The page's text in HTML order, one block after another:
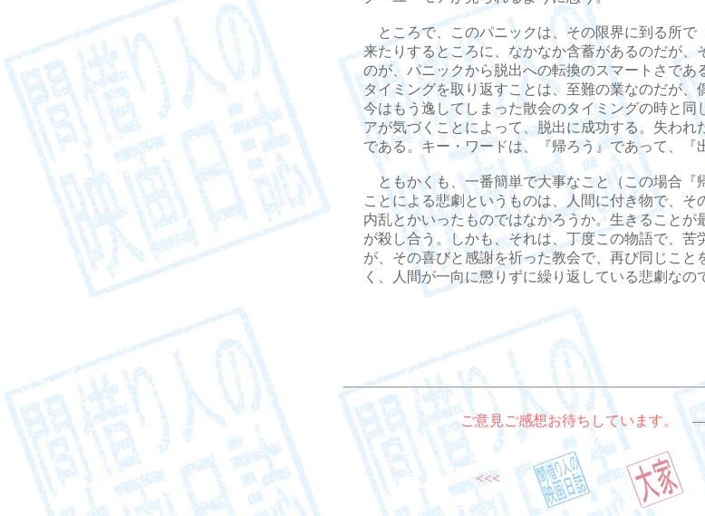
ところで、このパニックは、その限界に到る所で
来たりするところに、なかなか含蓄があるのだが、
のが、パニックから脱出への転換のスマートさであ
タイミングを取り返すことは、至難の業なのだが、
今はもう逸してしまった散会のタイミングの時と同
アが気づくことによって、脱出に成功する。失われ
である。キー・ワードは、『帰ろう』であって、『
ともかくも、一番簡単で大事なこと（この場合『
ことによる悲劇というものは、人間に付き物で、そ
内乱とかいったものではなかろうか。生きることが
が殺し合う。しかも、それは、丁度この物語で、苦
が、その喜びと感謝を祈った教会で、再び同じこと
く、人間が一向に懲りずに繰り返している悲劇なの
ご意見ご感想お待ちしています。 ―
<<<